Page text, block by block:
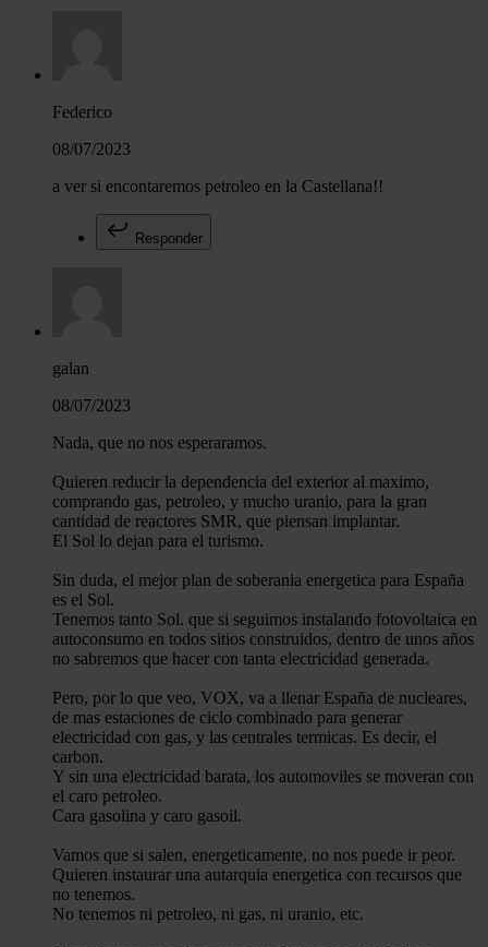
Federico
08/07/2023
a ver si encontaremos petroleo en la Castellana!!
Responder
galan
08/07/2023
Nada, que no nos esperaramos.
Quieren reducir la dependencia del exterior al maximo,
comprando gas, petroleo, y mucho uranio, para la gran
cantidad de reactores SMR, que piensan implantar.
El Sol lo dejan para el turismo.
Sin duda, el mejor plan de soberania energetica para España
es el Sol.
Tenemos tanto Sol. que si seguimos instalando fotovoltaica en
autoconsumo en todos sitios construidos, dentro de unos años
no sabremos que hacer con tanta electricidad generada.
Pero, por lo que veo, VOX, va a llenar España de nucleares,
de mas estaciones de ciclo combinado para generar
electricidad con gas, y las centrales termicas. Es decir, el
carbon.
Y sin una electricidad barata, los automoviles se moveran con
el caro petroleo.
Cara gasolina y caro gasoil.
Vamos que si salen, energeticamente, no nos puede ir peor.
Quieren instaurar una autarquia energetica con recursos que
no tenemos.
No tenemos ni petroleo, ni gas, ni uranio, etc.